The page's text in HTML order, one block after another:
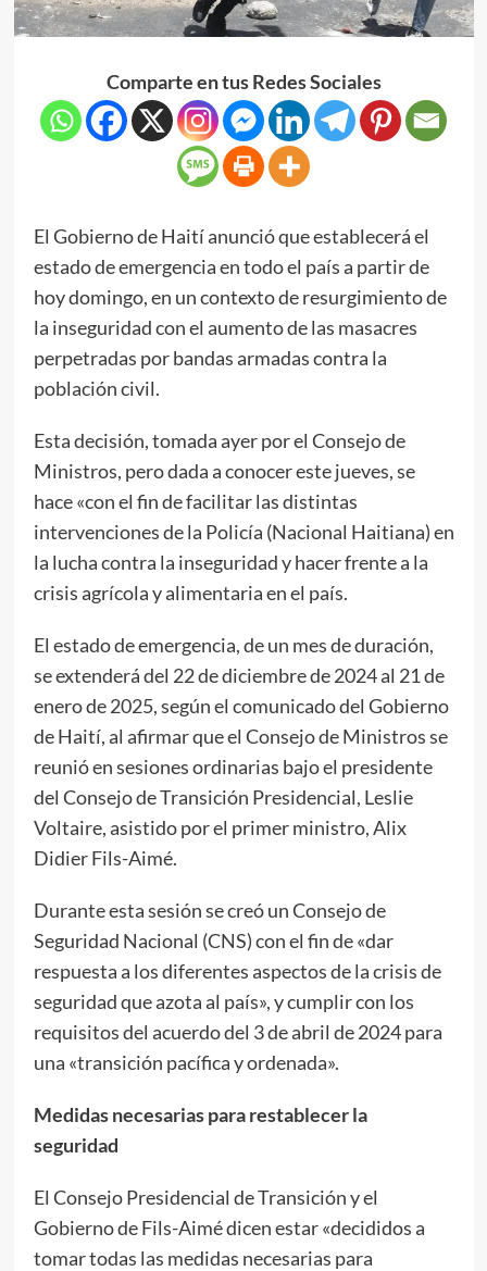
Comparte en tus Redes Sociales
El Gobierno de Haití anunció que establecerá el
estado de emergencia en todo el país a partir de
hoy domingo, en un contexto de resurgimiento de
la inseguridad con el aumento de las masacres
perpetradas por bandas armadas contra la
población civil.
Esta decisión, tomada ayer por el Consejo de
Ministros, pero dada a conocer este jueves, se
hace «con el fin de facilitar las distintas
intervenciones de la Policía (Nacional Haitiana) en
la lucha contra la inseguridad y hacer frente a la
crisis agrícola y alimentaria en el país.
El estado de emergencia, de un mes de duración,
se extenderá del 22 de diciembre de 2024 al 21 de
enero de 2025, según el comunicado del Gobierno
de Haití, al afirmar que el Consejo de Ministros se
reunió en sesiones ordinarias bajo el presidente
del Consejo de Transición Presidencial, Leslie
Voltaire, asistido por el primer ministro, Alix
Didier Fils-Aimé.
Durante esta sesión se creó un Consejo de
Seguridad Nacional (CNS) con el fin de «dar
respuesta a los diferentes aspectos de la crisis de
seguridad que azota al país», y cumplir con los
requisitos del acuerdo del 3 de abril de 2024 para
una «transición pacífica y ordenada».
Medidas necesarias para restablecer la
seguridad
El Consejo Presidencial de Transición y el
Gobierno de Fils-Aimé dicen estar «decididos a
tomar todas las medidas necesarias para